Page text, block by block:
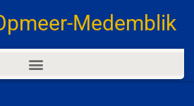
Medemblik